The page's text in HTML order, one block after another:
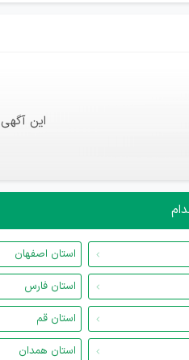
این
استان اصفهان
استان فارس
استان قم
استان همدان